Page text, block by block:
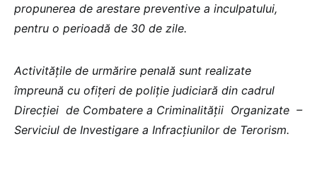
propunerea de arestare preventive a inculpatului,
pentru o perioadă de 30 de zile.
Activitățile de urmărire penală sunt realizate
împreună cu ofițeri de poliție judiciară din cadrul
Direcției de Combatere a Criminalității Organizate –
Serviciul de Investigare a Infracțiunilor de Terorism.